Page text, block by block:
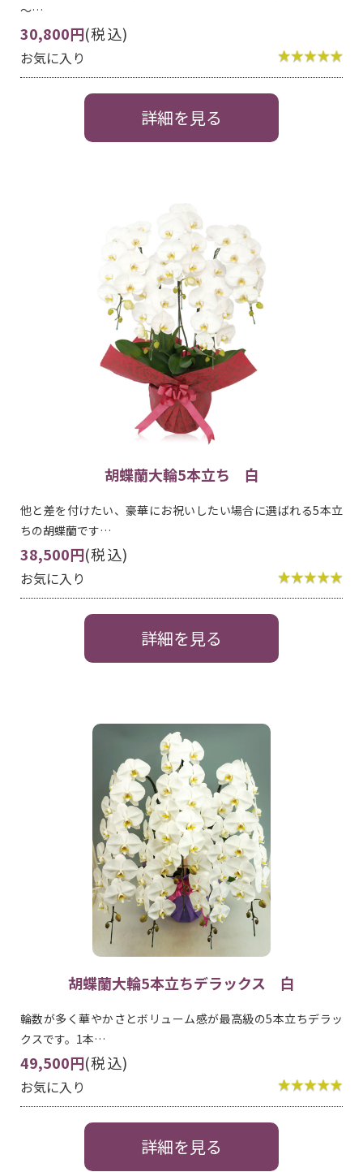
～…
30,800円(税込)
お気に入り
詳細を見る
胡蝶蘭大輪5本立ち 白
他と差を付けたい、豪華にお祝いしたい場合に選ばれる5本立
ちの胡蝶蘭です…
38,500円(税込)
お気に入り
詳細を見る
胡蝶蘭大輪5本立ちデラックス 白
輪数が多く華やかさとボリューム感が最高級の5本立ちデラッ
クスです。1本…
49,500円(税込)
お気に入り
詳細を見る